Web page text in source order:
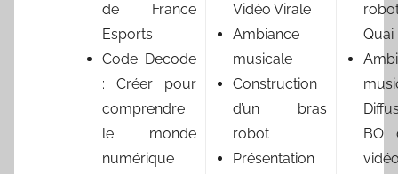
de France
Esports
Code Decode
: Créer pour
comprendre
le monde
numérique
Vidéo Virale
Ambiance
musicale
Construction
d’un bras
robot
Présentation
Quai
BO